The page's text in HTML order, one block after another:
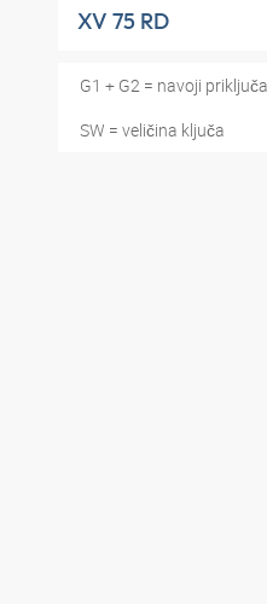
XV 75 RD
G1 + G2 = navoji
SW = veličina ključa